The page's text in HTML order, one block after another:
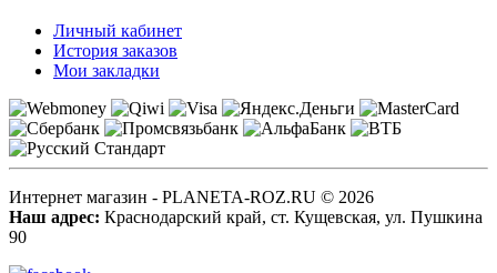
Личный кабинет
История заказов
Мои закладки
Интернет магазин - PLANETA-ROZ.RU © 2026
Наш адрес: Краснодарский край, ст. Кущевская, ул. Пушкина
90